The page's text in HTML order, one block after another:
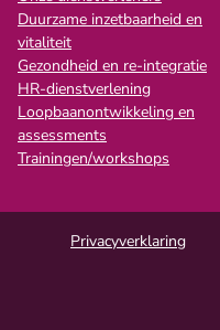
Duurzame inzetbaarheid en
vitaliteit
Gezondheid en re-integratie
HR-dienstverlening
Loopbaanontwikkeling en
assessments
Trainingen/workshops
Privacyverklaring